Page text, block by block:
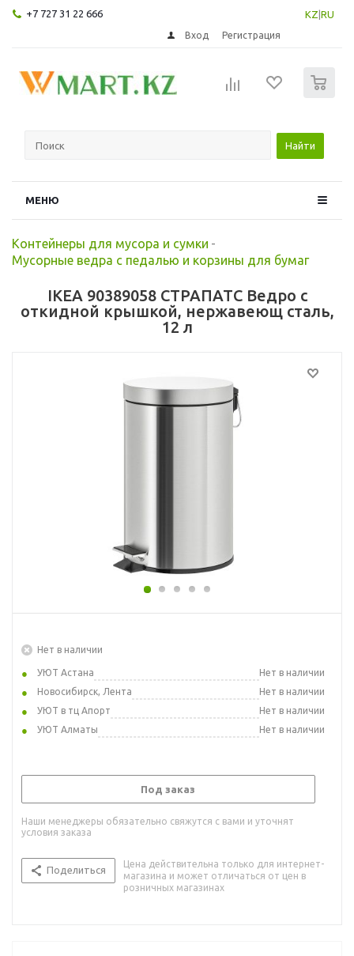
+7 727 31 22 666 KZ RU
Вход Регистрация
Найти
МЕНЮ
Контейнеры для мусора и сумки -
Мусорные ведра с педалью и корзины для бумаг
IKEA 90389058 СТРАПАТС Ведро с
откидной крышкой, нержавеющ сталь,
12 л
Нет в наличии
УЮТ Астана
Нет в наличии
Новосибирск, Лента
Нет в наличии
УЮТ в тц Апорт
Нет в наличии
УЮТ Алматы
Нет в наличии
Под заказ
Наши менеджеры обязательно свяжутся с вами и уточнят
условия заказа
Поделиться
Цена действительна только для интернет-
магазина и может отличаться от цен в
розничных магазинах